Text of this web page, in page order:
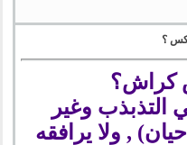
؟
كراش؟
وغير
, ولا يرافقه